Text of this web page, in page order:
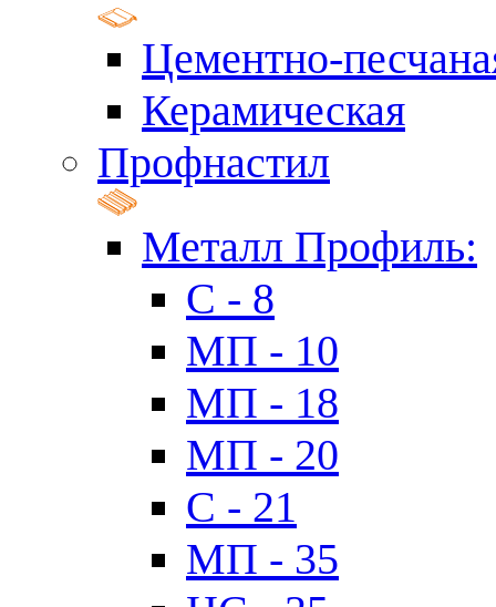
Цементно-
Керамическая
Профнастил
Металл Профиль:
C - 8
МП - 10
МП - 18
МП - 20
C - 21
МП - 35